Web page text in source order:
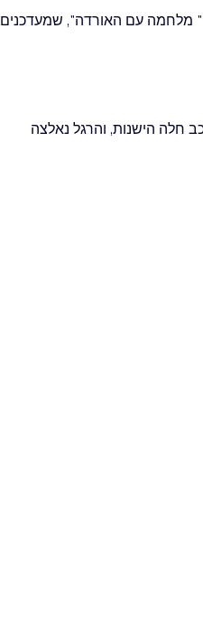
" מלחמה עם האורדה", שמעדכנים
חלה הישנות, והרגל נאלצה